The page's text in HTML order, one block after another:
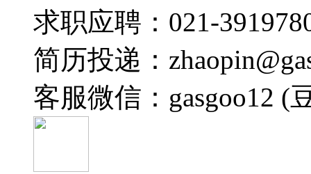
求职应聘：021-
简历投递：
客服微信：gasgoo12 (